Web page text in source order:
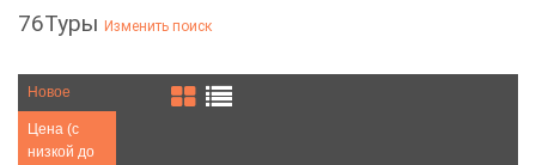
76Туры Изменить поиск
Новое
Цена (с
низкой до